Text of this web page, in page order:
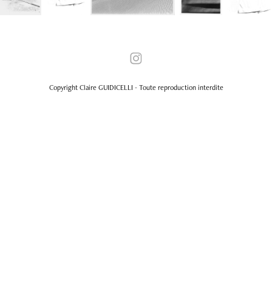
Copyright Claire GUIDICELLI - Toute reproduction interdite